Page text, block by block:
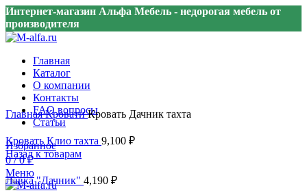
Интернет-магазин Альфа Мебель - недорогая мебель от
производителя
Главная
Каталог
О компании
Контакты
FAQ вопросы
Статьи
Избранное
0/ 0₽
Меню
Нажмите, чтобы увеличить
ГлавнаяКроватиКровать Дачник тахта
Кровать Клио тахта 9,100 ₽
Назад к товарам
Лавка "Дачник" 4,190 ₽